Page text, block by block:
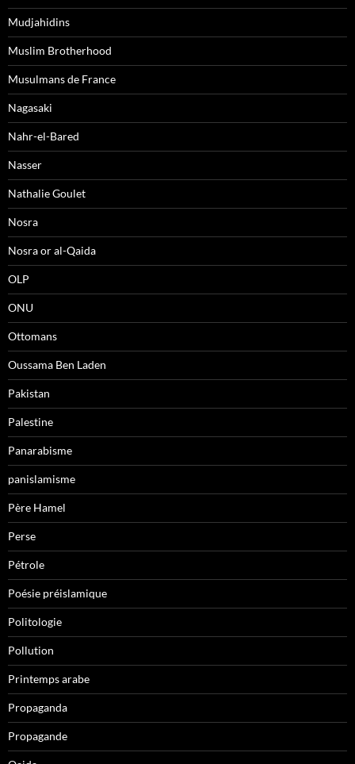
Mudjahidins
Muslim Brotherhood
Musulmans de France
Nagasaki
Nahr-el-Bared
Nasser
Nathalie Goulet
Nosra
Nosra or al-Qaida
OLP
ONU
Ottomans
Oussama Ben Laden
Pakistan
Palestine
Panarabisme
panislamisme
Père Hamel
Perse
Pétrole
Poésie préislamique
Politologie
Pollution
Printemps arabe
Propaganda
Propagande